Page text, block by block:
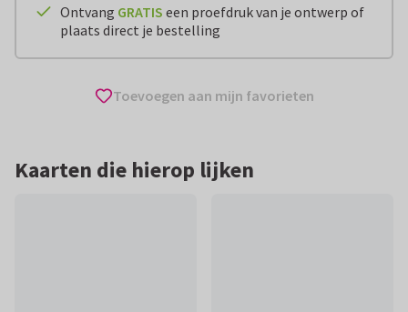
Ontvang GRATIS een proefdruk van je ontwerp of
plaats direct je bestelling
Toevoegen aan mijn favorieten
Kaarten die hierop lijken